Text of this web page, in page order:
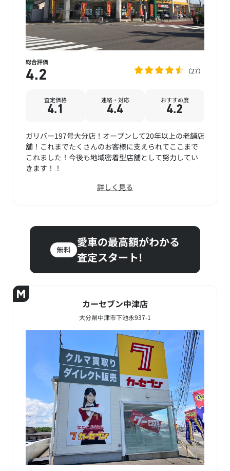
総合評価
4.2 27
査定価格
4.1
連絡・対応
4.4
おすすめ度
4.2
ガリバー197号大分店！オープンして20年以上の老舗店
舗！これまでたくさんのお客様に支えられてここまで
これました！今後も地域密着型店舗として努力してい
きます！！
詳しく見る
無料
愛車の最高額がわかる
査定スタート!
カーセブン中津店
大分県中津市下池永937-1